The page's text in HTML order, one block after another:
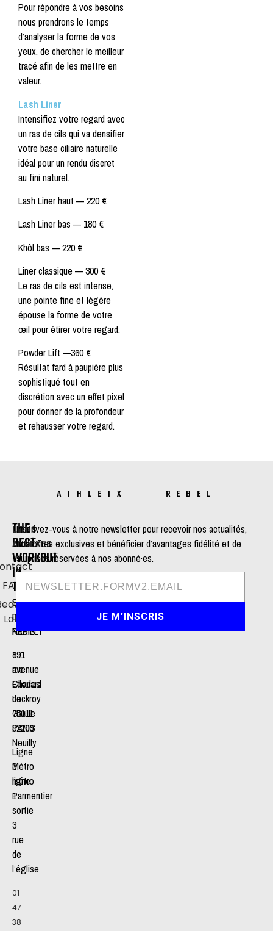
Pour répondre à vos besoins
nous prendrons le temps
d’analyser la forme de vos
yeux, de chercher le meilleur
tracé afin de les mettre en
valeur.
Lash Liner
Intensifiez votre regard avec
un ras de cils qui va densifier
votre base ciliaire naturelle
idéal pour un rendu discret
au fini naturel.
Lash Liner haut —220 €
Lash Liner bas — 180 €
Khôl bas —220 €
Liner classique —300 €
Le ras de cils est intense,
une pointe fine et légère
épouse la forme de votre
œil pour étirer votre regard.
Powder Lift —360 €
Résultat fard à paupière plus
sophistiqué tout en
discrétion avec un effet pixel
pour donner de la profondeur
et rehausser votre regard.
ATHLETX REBEL
THE
BEST
WORKOUT
IN
TOWN
STUDIO
DE
NEUILLY
191
avenue
Charles
de
Gaulle
92200
Neuilly
Métro
ligne
1
sortie
3
rue
de
l’église
01
47
38
STUDIO
DE
PARIS
8
rue
Edouard
Lockroy
75011
PARIS
Ligne
3
métro
Parmentier
LIENS
ANNEXES
FAQ
Lab
Inscrivez-vous à notre newsletter pour recevoir nos actualités,
nos offres exclusives et bénéficier d’avantages fidélité et de
surprises réservées à nos abonné·es.
JE M'INSCRIS